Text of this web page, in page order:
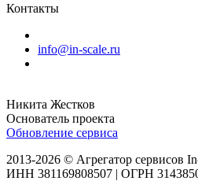
Контакты
info@in-scale.ru
Никита Жестков
Основатель проекта
Обновление сервиса
2013-2026 © Агрегатор сервисов
ИНН 381169808507 | ОГРН